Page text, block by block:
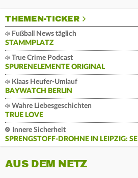
THEMEN-TICKER
Fußball News täglich
STAMMPLATZ
True Crime Podcast
SPURENELEMENTE ORIGINAL
Klaas Heufer-Umlauf
BAYWATCH BERLIN
Wahre Liebesgeschichten
TRUE LOVE
Innere Sicherheit
SPRENGSTOFF-DROHNE IN LEIPZIG:
AUS DEM NETZ